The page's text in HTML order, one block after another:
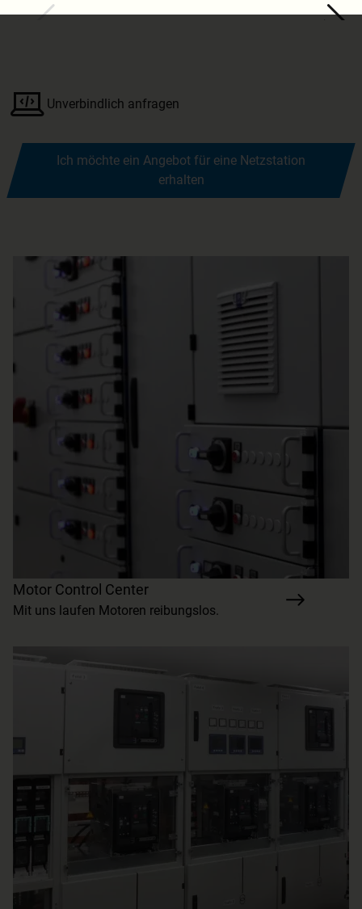
Unverbindlich anfragen
Ich möchte ein Angebot für eine Netzstation
erhalten
Motor Control Center
Mit uns laufen Motoren reibungslos.